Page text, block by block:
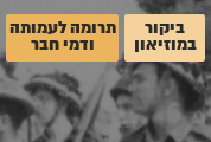
ביקור
במוזיאון
תרומה לעמותה
ודמי חבר